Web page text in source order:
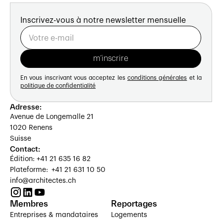
Inscrivez-vous à notre newsletter mensuelle
En vous inscrivant vous acceptez les conditions générales et la
politique de confidentialité
Adresse:
Avenue de Longemalle 21
1020 Renens
Suisse
Contact:
Édition: +41 21 635 16 82
Plateforme: +41 21 631 10 50
info@architectes.ch
Membres
Entreprises & mandataires
Reportages
Logements